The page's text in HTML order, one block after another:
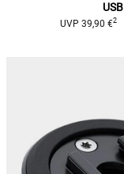
USB
UVP 39,90 €2